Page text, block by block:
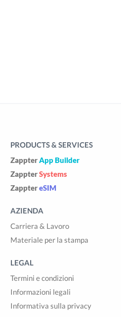
PRODUCTS & SERVICES
ZappterApp Builder
ZappterSystems
ZapptereSIM
AZIENDA
Carriera & Lavoro
Materiale per la stampa
LEGAL
Termini e condizioni
Informazioni legali
Informativa sulla privacy